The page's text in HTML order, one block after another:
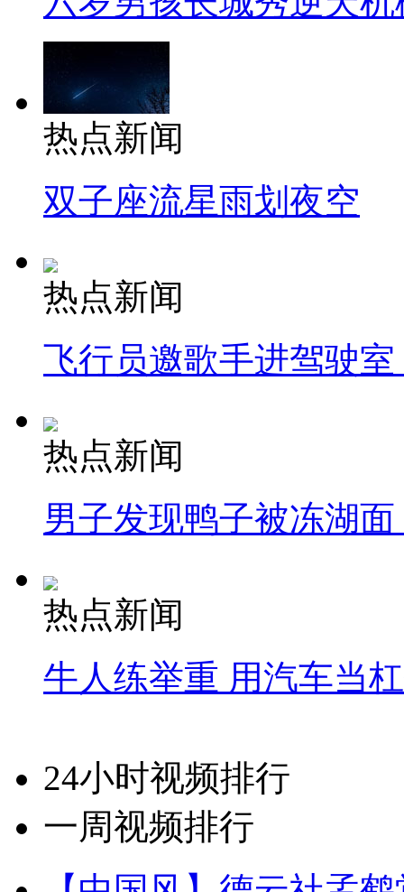
热点新闻
双子座流星雨划夜空
热点新闻
飞行员邀歌手进驾驶
热点新闻
男子发现鸭子被冻湖
热点新闻
牛人练举重 用汽车当
24小时视频排行
一周视频排行